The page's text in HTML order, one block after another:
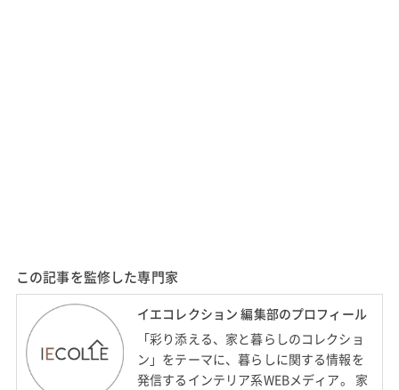
この記事を監修した専門家
イエコレクション 編集部のプロフィール
「彩り添える、家と暮らしのコレクショ
ン」をテーマに、暮らしに関する情報を
発信するインテリア系WEBメディア。 家